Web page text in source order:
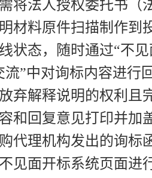
将法人授权委托书（
材料原件扫描制作到
状态，随时通过“不
流”中对询标内容进行
弃解释说明的权利且
和回复意见打印并加
代理机构发出的询
见面开标系统页面进